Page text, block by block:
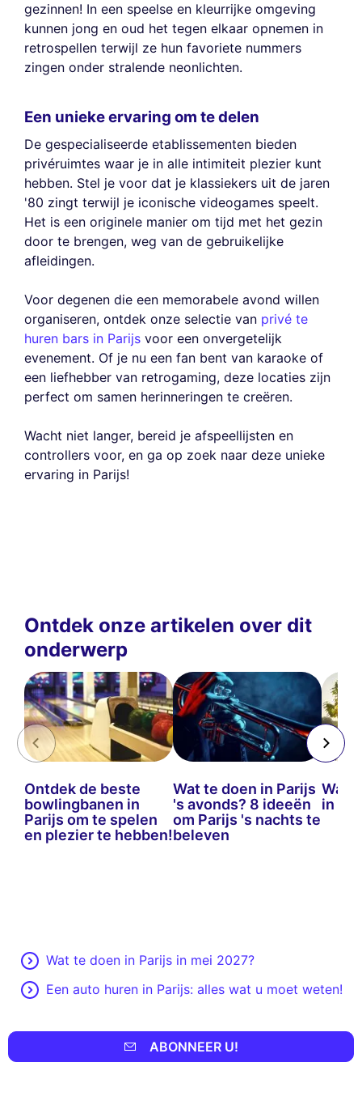
gezinnen! In een speelse en kleurrijke omgeving
kunnen jong en oud het tegen elkaar opnemen in
retrospellen terwijl ze hun favoriete nummers
zingen onder stralende neonlichten.
Een unieke ervaring om te delen
De gespecialiseerde etablissementen bieden
privéruimtes waar je in alle intimiteit plezier kunt
hebben. Stel je voor dat je klassiekers uit de jaren
'80 zingt terwijl je iconische videogames speelt.
Het is een originele manier om tijd met het gezin
door te brengen, weg van de gebruikelijke
afleidingen.
Voor degenen die een memorabele avond willen
organiseren, ontdek onze selectie van privé te
huren bars in Parijs voor een onvergetelijk
evenement. Of je nu een fan bent van karaoke of
een liefhebber van retrogaming, deze locaties zijn
perfect om samen herinneringen te creëren.
Wacht niet langer, bereid je afspeellijsten en
controllers voor, en ga op zoek naar deze unieke
ervaring in Parijs!
Ontdek onze artikelen over dit
onderwerp
Ontdek de beste
bowlingbanen in
Parijs om te spelen
en plezier te hebben!
Wat te doen in Parijs
's avonds? 8 ideeën
om Parijs 's nachts te
beleven
Wat
in
Wat te doen in Parijs in mei 2027?
Een auto huren in Parijs: alles wat u moet weten!
ABONNEER U!